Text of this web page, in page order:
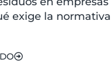
exige la